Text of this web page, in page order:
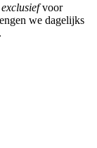
exclusiefvoor
we dagelijks